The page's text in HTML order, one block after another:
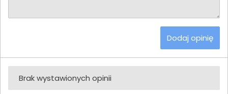
Dodaj opinię
Brak wystawionych opinii